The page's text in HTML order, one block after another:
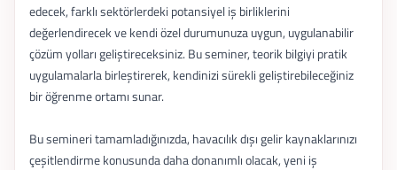
edecek, farklı sektörlerdeki potansiyel iş birliklerini
değerlendirecek ve kendi özel durumunuza uygun, uygulanabilir
çözüm yolları geliştireceksiniz. Bu seminer, teorik bilgiyi pratik
uygulamalarla birleştirerek, kendinizi sürekli geliştirebileceğiniz
bir öğrenme ortamı sunar.
Bu semineri tamamladığınızda, havacılık dışı gelir kaynaklarınızı
çeşitlendirme konusunda daha donanımlı olacak, yeni iş